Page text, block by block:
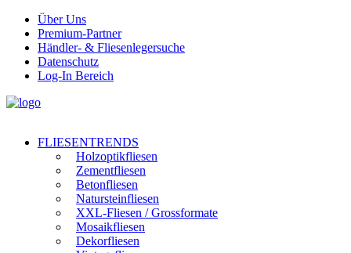
Über Uns
Premium-Partner
Händler- & Fliesenlegersuche
Datenschutz
Log-In Bereich
FLIESENTRENDS
Holzoptikfliesen
Zementfliesen
Betonfliesen
Natursteinfliesen
XXL-Fliesen / Grossformate
Mosaikfliesen
Dekorfliesen